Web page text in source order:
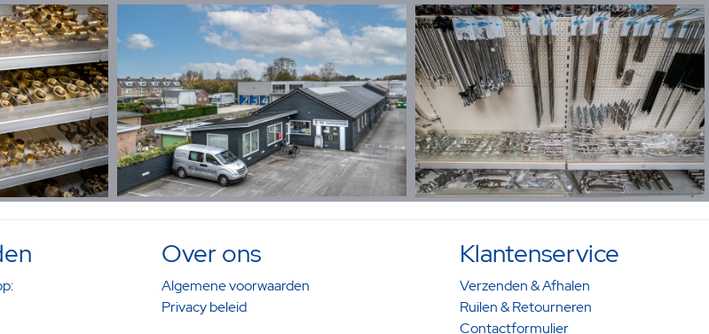
Over ons
Algemene voorwaarden
Privacy beleid
Klantenservice
Verzenden & Afhalen
Ruilen & Retourneren
Contactformulier